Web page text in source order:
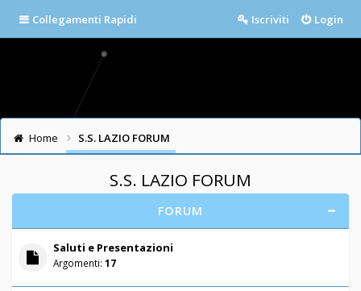
Collegamenti Rapidi Login
Iscriviti
Home S.S. LAZIO FORUM
S.S. LAZIO FORUM
FORUM
Saluti e Presentazioni
Argomenti: 17